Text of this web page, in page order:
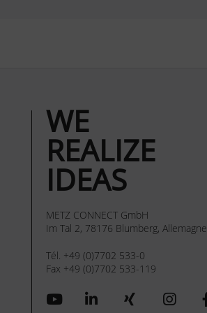
WE
REALIZE
IDEAS
METZ CONNECT GmbH
Im Tal 2, 78176 Blumberg, Allemagne
Tél. +49 (0)7702 533-0
Fax +49 (0)7702 533-119